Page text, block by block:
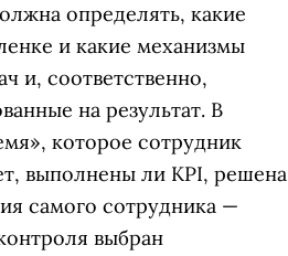
определять, какие
и какие механизмы
и, соответственно,
на результат. В
которое сотрудник
выполнены ли KPI, решена
самого сотрудника —
выбран